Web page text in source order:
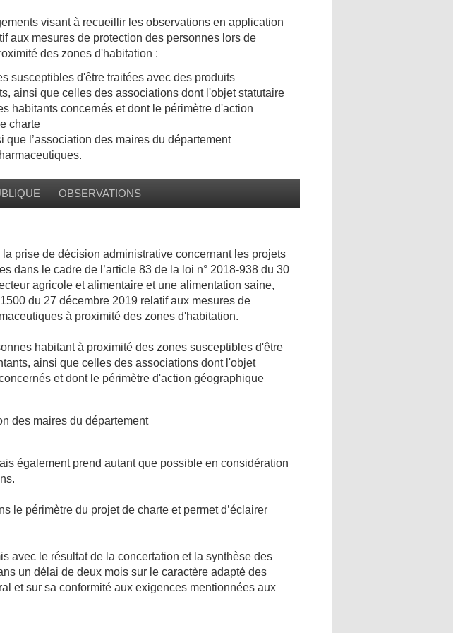
visant à recueillir les observations en application
aux mesures de protection des personnes lors de
des zones d'habitation :
susceptibles d'être traitées avec des produits
ainsi que celles des associations dont l'objet statutaire
habitants concernés et dont le périmètre d'action
charte
l’association des maires du département
OBSERVATIONS
prise de décision administrative concernant les projets
dans le cadre de l’article 83 de la loi n° 2018-938 du 30
agricole et alimentaire et une alimentation saine,
du 27 décembre 2019 relatif aux mesures de
à proximité des zones d'habitation.
habitant à proximité des zones susceptibles d'être
ainsi que celles des associations dont l'objet
et dont le périmètre d'action géographique
des maires du département
également prend autant que possible en considération
le périmètre du projet de charte et permet d’éclairer
avec le résultat de la concertation et la synthèse des
un délai de deux mois sur le caractère adapté des
et sur sa conformité aux exigences mentionnées aux